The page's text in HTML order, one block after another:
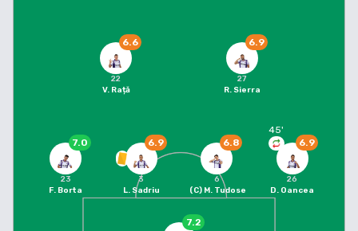
6.6
22
V. Rață
6.9
27
R. Sierra
7.0
23
F. Borta
6.9
3
L. Sadriu
6.8
6
(C) M. Tudose
6.9
45'
26
D. Oancea
7.2